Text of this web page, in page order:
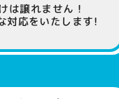
は譲れません！
対応をいたします!